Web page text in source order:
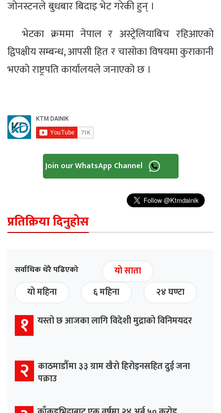
जोनस्टनले बुधबार बिदाइ भेट गरेकी हुन् ।
भेटका क्रममा नेपाल र अस्ट्रेलियाबिच रहिआएको
द्विपक्षीय सम्बन्ध, आपसी हित र चासोका विषयमा कुराकानी
भएको राष्ट्रपति कार्यालयले जनाएको छ ।
Join our WhatsApp Channel
प्रतिक्रिया दिनुहोस
सर्वाधिक धेरै पढिएको
यो साता
यो महिना
६ महिना २४ घण्टा
१ यस्तो छ आजका लागि विदेशी मुद्राको विनिमयदर
२ काठमाडौँमा ३३ ग्राम खैरो हिरोइनसहित दुई जना
पक्राउ